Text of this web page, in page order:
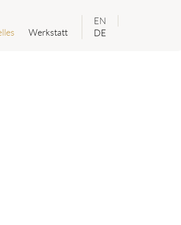
EN
DE
Werkstatt